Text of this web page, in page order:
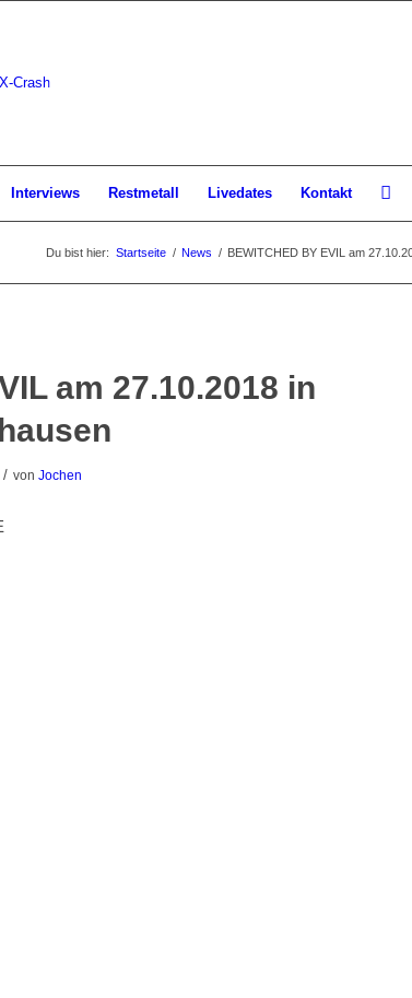
Interviews Restmetall Livedates Kontakt
Du bist hier: Startseite / News / BEWITCHED BY EVIL am
am 27.10.2018 in
/ von Jochen